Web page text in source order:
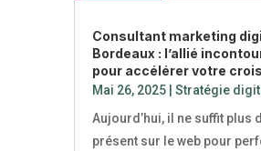
Consultant marketing
Bordeaux : l’allié
pour accélérer votre
Mai 26, 2025| Stratégie
Aujourd’hui, il ne suffit plus
présent sur le web pour